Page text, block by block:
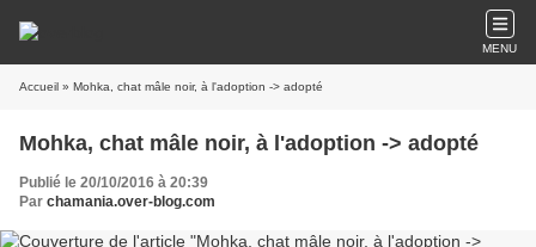
MENU
Accueil » Mohka, chat mâle noir, à l'adoption -> adopté
Mohka, chat mâle noir, à l'adoption -> adopté
Publié le 20/10/2016 à 20:39
Par chamania.over-blog.com